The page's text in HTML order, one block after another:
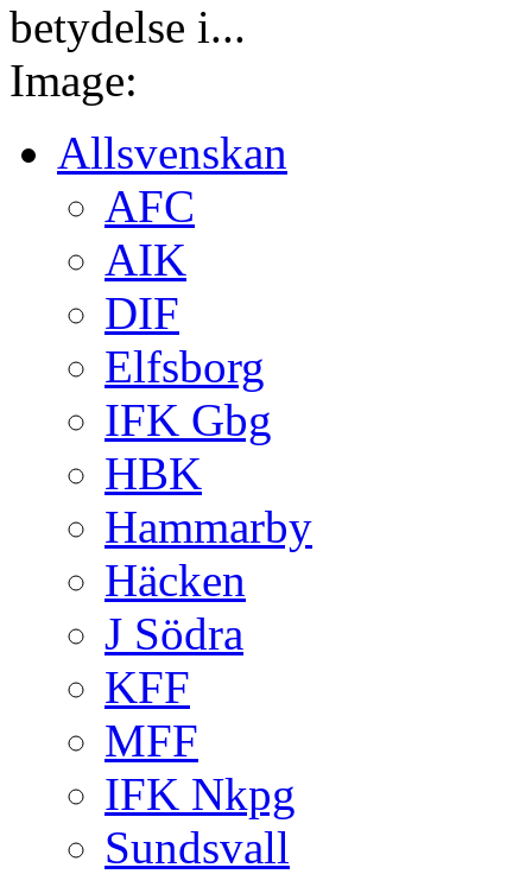
betydelse i...
Image:
Allsvenskan
AFC
AIK
DIF
Elfsborg
IFK Gbg
HBK
Hammarby
Häcken
J Södra
KFF
MFF
IFK Nkpg
Sundsvall